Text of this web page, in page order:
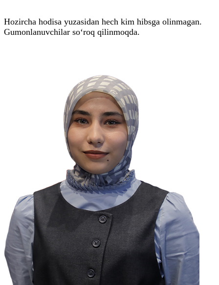
Hozircha hodisa yuzasidan hech kim hibsga olinmagan.
Gumonlanuvchilar so‘roq qilinmoqda.